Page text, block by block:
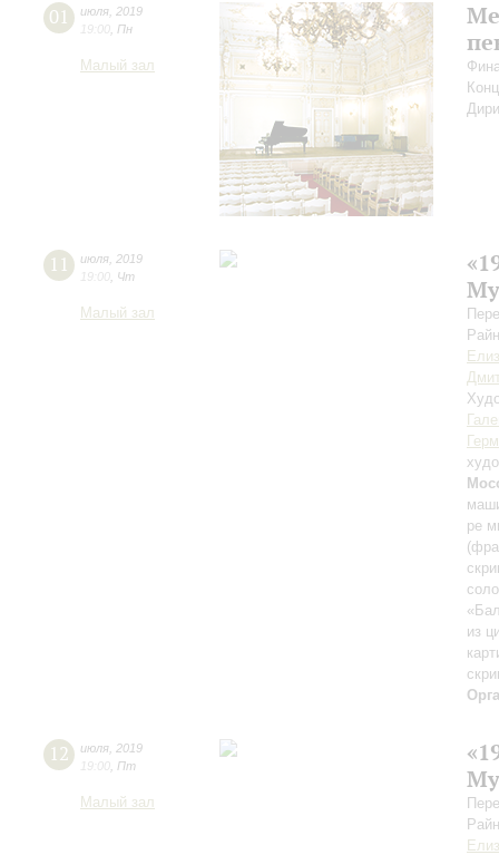
01 июля 2019
19:00 Пн
Малый зал
11 июля 2019
19:00 Чт
Малый зал
ре
из
12 июля 2019
19:00 Пт
Малый зал